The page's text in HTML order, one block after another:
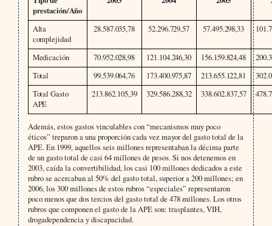
prestación/Año
Alta
complejidad
28.587.035,78 52.296.729,57 57.495.298,33
Medicación 70.952.028,98 121.104.246,30 156.159.824,48
Total
99.539.064,76 173.400.975,87 213.655.122,81
Total Gasto
APE
213.862.105,39 329.586.288,32 338.602.837,57
Además, estos gastos vinculables con “mecanismos muy poco
éticos” treparon a una proporción cada vez mayor del gasto total de la
APE. En 1999, aquellos seis millones representaban la décima parte
de un gasto total de casi 64 millones de pesos. Si nos detenemos en
2003, caída la convertibilidad, los casi 100 millones dedicados a este
rubro se acercaban al 50% del gasto total, superior a 200 millones; en
2006, los 300 millones de estos rubros “especiales” representaron
poco menos que dos tercios del gasto total de 478 millones. Los otros
rubros que componen el gasto de la APE son: trasplantes, VIH,
drogadependencia y discapacidad.